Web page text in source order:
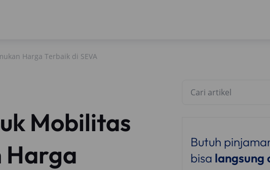
Harga Terbaik di SEVA
Mobilitas
Harga
Butuh
bisa langsung